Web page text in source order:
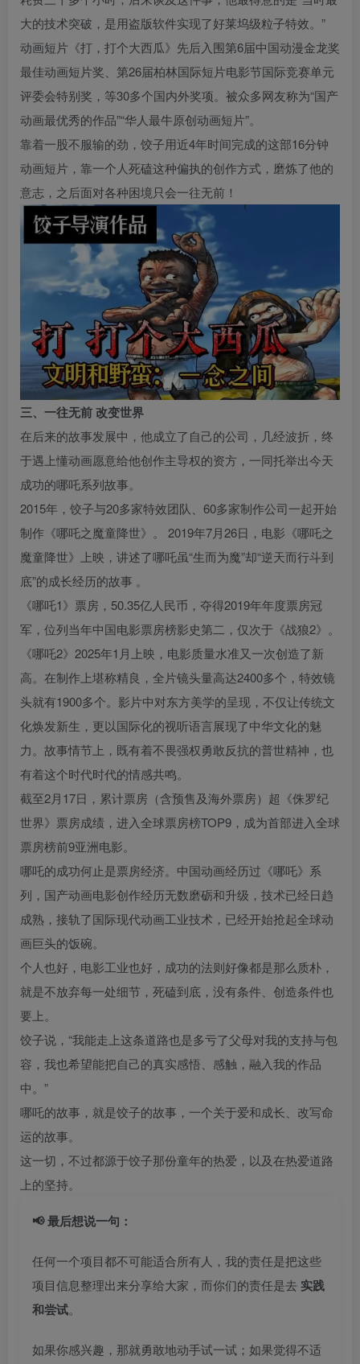
大的技术突破，是用盗版软件实现了好莱坞级粒子特效。”
动画短片《打，打个大西瓜》先后入围第6届中国动漫金龙奖
最佳动画短片奖、第26届柏林国际短片电影节国际竞赛单元
评委会特别奖，等30多个国内外奖项。被众多网友称为“国产
动画最优秀的作品”“华人最牛原创动画短片”。
靠着一股不服输的劲，饺子用近4年时间完成的这部16分钟
动画短片，靠一个人死磕这种偏执的创作方式，磨炼了他的
意志，之后面对各种困境只会一往无前！
三、一往无前 改变世界
在后来的故事发展中，他成立了自己的公司，几经波折，终
于遇上懂动画愿意给他创作主导权的资方，一同托举出今天
成功的哪吒系列故事。
2015年，饺子与20多家特效团队、60多家制作公司一起开始
制作《哪吒之魔童降世》。 2019年7月26日，电影《哪吒之
魔童降世》上映，讲述了哪吒虽“生而为魔”却“逆天而行斗到
底”的成长经历的故事 。
《哪吒1》票房，50.35亿人民币，夺得2019年年度票房冠
军，位列当年中国电影票房榜影史第二，仅次于《战狼2》。
《哪吒2》2025年1月上映，电影质量水准又一次创造了新
高。在制作上堪称精良，全片镜头量高达2400多个，特效镜
头就有1900多个。影片中对东方美学的呈现，不仅让传统文
化焕发新生，更以国际化的视听语言展现了中华文化的魅
力。故事情节上，既有着不畏强权勇敢反抗的普世精神，也
有着这个时代时代的情感共鸣。
截至2月17日，累计票房（含预售及海外票房）超《侏罗纪
世界》票房成绩，进入全球票房榜TOP9，成为首部进入全球
票房榜前9亚洲电影。
哪吒的成功何止是票房经济。中国动画经历过《哪吒》系
列，国产动画电影创作经历无数磨砺和升级，技术已经日趋
成熟，接轨了国际现代动画工业技术，已经开始抢起全球动
画巨头的饭碗。
个人也好，电影工业也好，成功的法则好像都是那么质朴，
就是不放弃每一处细节，死磕到底，没有条件、创造条件也
要上。
饺子说，“我能走上这条道路也是多亏了父母对我的支持与包
容，我也希望能把自己的真实感悟、感触，融入我的作品
中。”
哪吒的故事，就是饺子的故事，一个关于爱和成长、改写命
运的故事。
这一切，不过都源于饺子那份童年的热爱，以及在热爱道路
上的坚持。
📢 最后想说一句：
任何一个项目都不可能适合所有人，我的责任是把这些
项目信息整理出来分享给大家，而你们的责任是去 实践
和尝试。
如果你感兴趣，那就勇敢地动手试一试；如果觉得不适